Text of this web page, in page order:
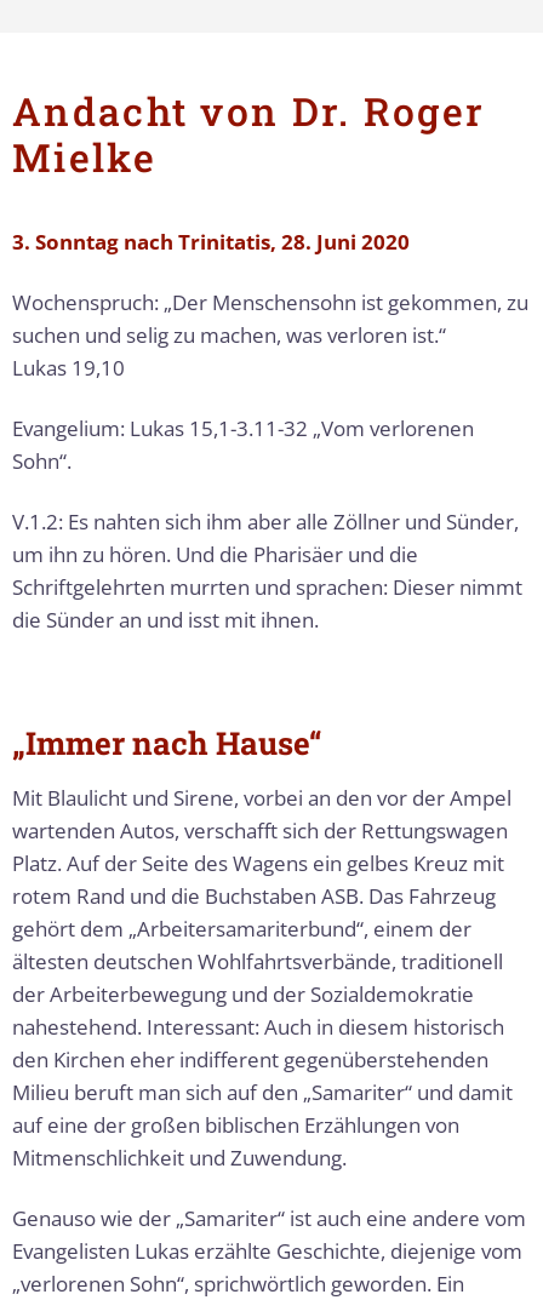
Andacht von Dr. Roger
Mielke
3. Sonntag nach Trinitatis, 28. Juni 2020
Wochenspruch: „Der Menschensohn ist gekommen, zu
suchen und selig zu machen, was verloren ist.“
Lukas 19,10
Evangelium: Lukas 15,1-3.11-32 „Vom verlorenen
Sohn“.
V.1.2: Es nahten sich ihm aber alle Zöllner und Sünder,
um ihn zu hören. Und die Pharisäer und die
Schriftgelehrten murrten und sprachen: Dieser nimmt
die Sünder an und isst mit ihnen.
„Immer nach Hause“
Mit Blaulicht und Sirene, vorbei an den vor der Ampel
wartenden Autos, verschafft sich der Rettungswagen
Platz. Auf der Seite des Wagens ein gelbes Kreuz mit
rotem Rand und die Buchstaben ASB. Das Fahrzeug
gehört dem „Arbeitersamariterbund“, einem der
ältesten deutschen Wohlfahrtsverbände, traditionell
der Arbeiterbewegung und der Sozialdemokratie
nahestehend. Interessant: Auch in diesem historisch
den Kirchen eher indifferent gegenüberstehenden
Milieu beruft man sich auf den „Samariter“ und damit
auf eine der großen biblischen Erzählungen von
Mitmenschlichkeit und Zuwendung.
Genauso wie der „Samariter“ ist auch eine andere vom
Evangelisten Lukas erzählte Geschichte, diejenige vom
„verlorenen Sohn“, sprichwörtlich geworden. Ein